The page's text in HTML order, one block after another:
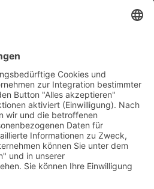
August 2026
Do Fr Sa
So
30 31 1
2